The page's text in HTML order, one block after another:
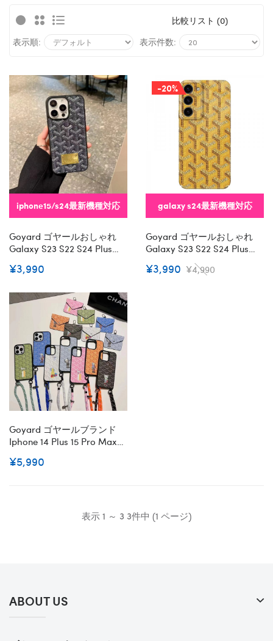
比較リスト (0)
表示順:
表示件数:
iphone15/s24最新機種対応
Goyard ゴヤールおしゃれ
Galaxy S23 S22 S24 Plus
手帳型バッグ型 アイフォン
S23 Ultraケースカバースタ
ンド付き韓国風セレブ愛用
ギャラクシー S24 Ultraケー
ス ジャケットスマホケース
コピーセレブ愛用全機種対
応ハイブランドケース パロ
ディ
¥3,990
-20%
galaxy s24最新機種対応
Goyard ゴヤールおしゃれ
Galaxy S23 S22 S24 Plus
Ultra サムソンnote20ケース
手帳型バッグ型iphone 15/14
¥3,990 ¥4,990
Goyard ゴヤールブランド
Iphone 14 Plus 15 Pro Maxケ
Max Xs/8/7 Plusカバー スト
レブ愛用全機種対応ハイブ
¥5,990
表示 1 ～ 3 3件中 (1 ページ)
ABOUT US